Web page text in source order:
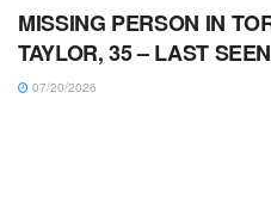
MISSING PERSON IN
TAYLOR, 35 – LAST
07/20/2026